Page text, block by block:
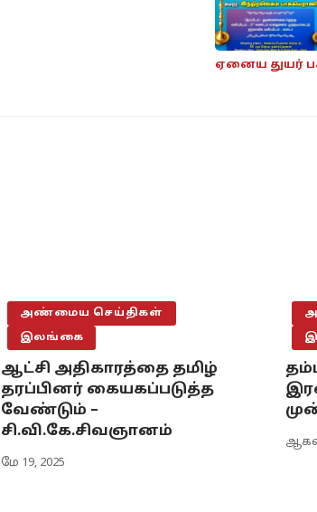
ஏனைய துயர்
அண்மைய செய்திகள்
இலங்கை
ஆட்சி அதிகாரத்தை தமிழ்
தரப்பினர் கையகப்படுத்த
வேண்டும் –
சி.வி.கே.சிவஞானம்
மே 19, 2025